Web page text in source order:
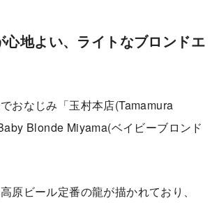
心地よい、ライトなブロンドエ
おなじみ「玉村本店(Tamamura
Blonde Miyama(ベイビーブロンド
原ビール定番の龍が描かれており、